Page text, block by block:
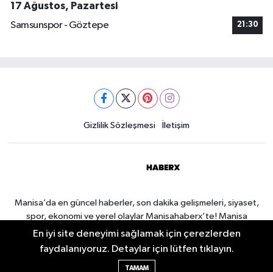
17 Ağustos, Pazartesi
Samsunspor - Göztepe
21:30
Gizlilik Sözleşmesi İletişim
Manisa’da en güncel haberler, son dakika gelişmeleri, siyaset,
spor, ekonomi ve yerel olaylar Manisahaberx’te! Manisa
haberlerini anbean takip edin.
En iyi site deneyimi sağlamak için çerezlerden
faydalanıyoruz. Detaylar için lütfen tıklayın.
TAMAM